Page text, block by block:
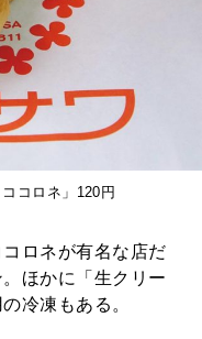
コロネ」120円
ロネが有名な店だ
ほかに「生クリー
冷凍もある。